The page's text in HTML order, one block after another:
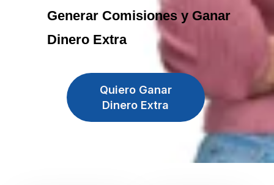
Generar Comisiones y Ganar
Dinero Extra
Quiero Ganar
Dinero Extra